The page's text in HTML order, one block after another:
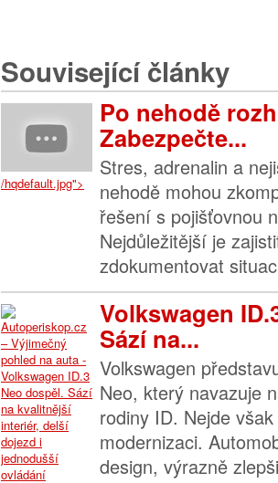
Související články
/hqdefault.jpg">
Po nehodě
Zabezpečte...
Stres, adrenalin a
nehodě mohou
řešení s pojišťovnou
Nejdůležitější je
zdokumentovat
Volkswagen
Sází na...
Volkswagen
Neo, který navazuje
rodiny ID. Nejde
modernizaci.
design, výrazně